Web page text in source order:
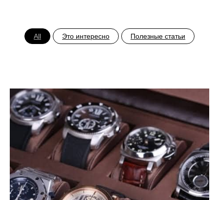
All Это интересно Полезные статьи